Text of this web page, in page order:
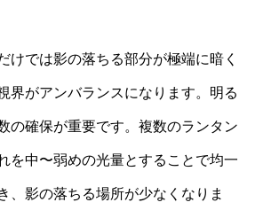
けでは影の落ちる部分が極端に暗く
界がアンバランスになります。明る
の確保が重要です。複数のランタン
を中〜弱めの光量とすることで均一
、影の落ちる場所が少なくなりま